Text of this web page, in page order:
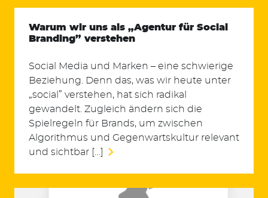
Warum wir uns als „Agentur für Social
Branding” verstehen
Social Media und Marken – eine schwierige
Beziehung. Denn das, was wir heute unter
„social” verstehen, hat sich radikal
gewandelt. Zugleich ändern sich die
Spielregeln für Brands, um zwischen
Algorithmus und Gegenwartskultur relevant
und sichtbar […]